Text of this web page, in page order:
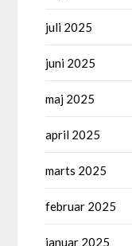
juli 2025
juni 2025
maj 2025
april 2025
marts 2025
februar 2025
januar 2025